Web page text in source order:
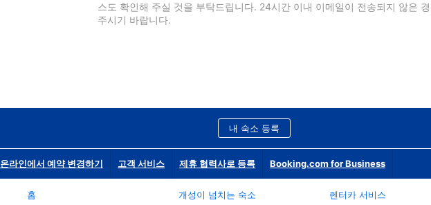
스도 확인해 주실 것을 부탁드립니다. 24시간 이내 이메일이 전송되지 않은
주시기 바랍니다.
내 숙소 등록
온라인에서 예약 변경하기 고객 서비스 제휴 협력사로 등록 Booking.com for Business
홈
개성이 넘치는 숙소
렌터카 서비스